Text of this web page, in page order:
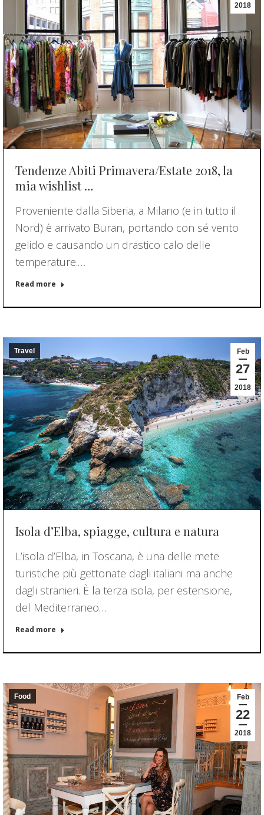
2018
Tendenze Abiti Primavera/Estate 2018, la
mia wishlist …
Proveniente dalla Siberia, a Milano (e in tutto il
Nord) è arrivato Buran, portando con sé vento
gelido e causando un drastico calo delle
temperature.…
Read more
Feb
27
2018
Travel
Isola d’Elba, spiagge, cultura e natura
L’isola d’Elba, in Toscana, è una delle mete
turistiche più gettonate dagli italiani ma anche
dagli stranieri. È la terza isola, per estensione,
del Mediterraneo…
Read more
Feb
22
2018
Food